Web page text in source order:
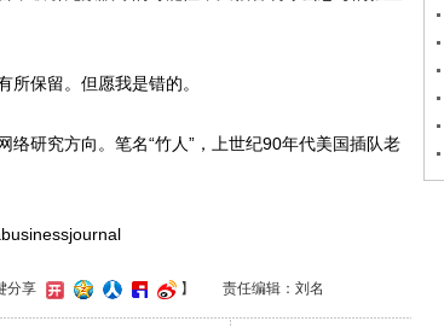
保留。但愿我是错的。
研究方向。笔名“竹人”，上世纪90年代美国插队老
分享 】 责任编辑：刘名